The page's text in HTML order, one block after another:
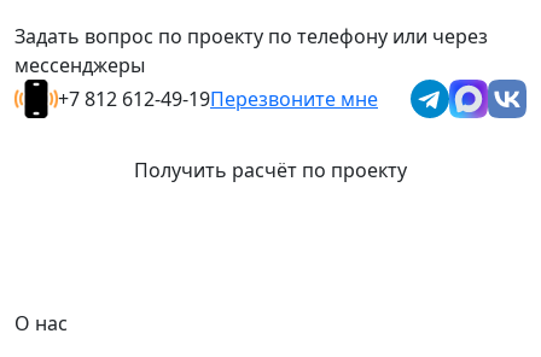
Задать вопрос по проекту по телефону или через
мессенджеры
+7 812 612-49-19Перезвоните мне
Получить расчёт по проекту
О нас